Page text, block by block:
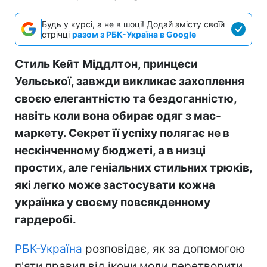
Будь у курсі, а не в шоці! Додай змісту своїй
стрічці разом з РБК-Україна в Google
Стиль Кейт Міддлтон, принцеси
Уельської, завжди викликає захоплення
своєю елегантністю та бездоганністю,
навіть коли вона обирає одяг з мас-
маркету. Секрет її успіху полягає не в
нескінченному бюджеті, а в низці
простих, але геніальних стильних трюків,
які легко може застосувати кожна
українка у своєму повсякденному
гардеробі.
РБК-Україна розповідає, як за допомогою